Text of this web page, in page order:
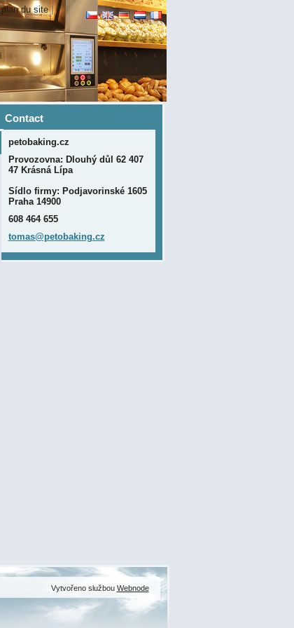
Contact
petobaking.cz
Provozovna: Dlouhý důl 62 407
47 Krásná Lípa
Sídlo firmy: Podjavorinské 1605
Praha 14900
608 464 655
tomas@petobaking.cz
plan du site |
Vytvořeno službou Webnode